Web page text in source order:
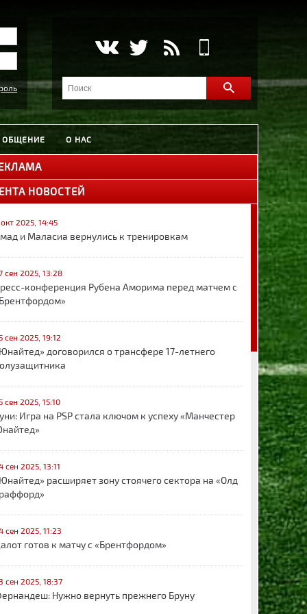
ОБЩЕНИЕ О НАС
НОВОСТЕЙ
2025, 14:45
и Маласиа вернулись к тренировкам
сен 2025, 13:28
конференция Рубена Аморима перед матчем с
сен 2025, 19:12
договорился о трансфере 17-летнего
сен 2025, 15:10
Игра на PSP стала ключом к успеху «Манчестер
сен 2025, 13:11
расширяет зону стоячего сектора на «Олд
сен 2025, 11:23
готов к матчу с «Брентфордом»
сен 2025, 18:37
Нужно вернуть прежнего Бруну